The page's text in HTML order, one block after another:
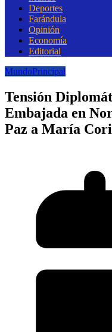
Deportes
Farándula
Opinión
Economía
Editorial
MundoPrincipal
Tensión
Embajada en
Paz a María